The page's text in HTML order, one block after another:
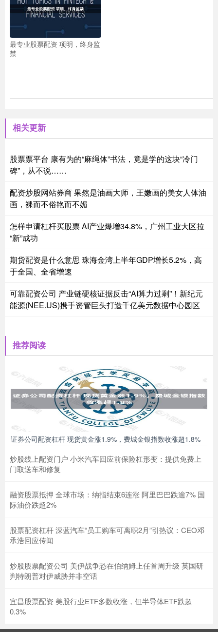
最专业股票配资 项明，终身监
禁
相关更新
股票票平台 康有为的“麻绳体”书法，竟是学的这块“冷门
碑”，从不说……
配资炒股网站券商 果然是油画大师，王嫩画的美女人体油
画，裸而不俗艳而不媚
怎样申请杠杆买股票 AI产业爆增34.8%，广州工业大区拉
“新”成功
期货配资是什么意思 珠海金湾上半年GDP增长5.2%，高
于全国、全省增速
可靠配资公司 产业链硬核证据反击“AI算力过剩”！新纪元
能源(NEE.US)携手资管巨头打造千亿美元数据中心园区
推荐阅读
证券公司配资杠杆 现货黄金涨1.9%，费城金银指数收涨超1.8%
炒股线上配资门户 小米汽车回应前保险杠形变：提供免费上
门取送车和修复
融资股票抵押 全球市场：纳指结束6连涨 阿里巴巴跌逾7% 国
际油价跌超2%
股票配资杠杆 深蓝汽车“员工购车可离职2月”引热议：CEO邓
承浩回应传闻
炒股股票配资公司 美伊战争恐在伯纳姆上任首周升级 英国研
判特朗普对伊威胁并非空话
宜昌股票配资 美股行业ETF多数收涨，但半导体ETF跌超
0.3%